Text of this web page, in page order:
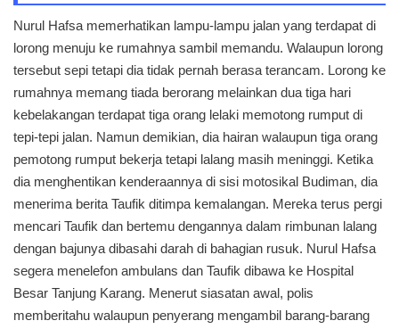
Nurul Hafsa memerhatikan lampu-lampu jalan yang terdapat di
lorong menuju ke rumahnya sambil memandu. Walaupun lorong
tersebut sepi tetapi dia tidak pernah berasa terancam. Lorong ke
rumahnya memang tiada berorang melainkan dua tiga hari
kebelakangan terdapat tiga orang lelaki memotong rumput di
tepi-tepi jalan. Namun demikian, dia hairan walaupun tiga orang
pemotong rumput bekerja tetapi lalang masih meninggi. Ketika
dia menghentikan kenderaannya di sisi motosikal Budiman, dia
menerima berita Taufik ditimpa kemalangan. Mereka terus pergi
mencari Taufik dan bertemu dengannya dalam rimbunan lalang
dengan bajunya dibasahi darah di bahagian rusuk. Nurul Hafsa
segera menelefon ambulans dan Taufik dibawa ke Hospital
Besar Tanjung Karang. Menerut siasatan awal, polis
memberitahu walaupun penyerang mengambil barang-barang